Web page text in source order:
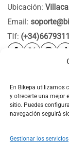
En Bikepa utilizamos
y ofrecerte una mejor
sitio. Puedes
navegación seguirá
Gestionar los servicios
Ubicación:
Email:
Tlf:
Bikepa
Newsletter